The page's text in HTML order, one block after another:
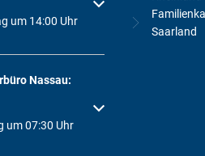
oder Schließzeiten auszublenden
um 14:00 Uhr
Nassau:
oder Schließzeiten auszublenden
um 07:30 Uhr
Saarland